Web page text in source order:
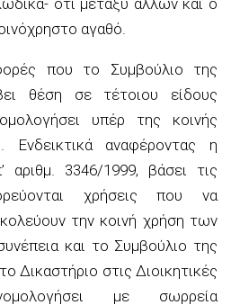
ότι μεταξύ άλλων και ο
αγαθό.
που το Συμβούλιο της
θέση σε τέτοιου είδους
υπέρ της κοινής
Ενδεικτικά αναφέροντας η
3346/1999, βάσει τις
χρήσεις που να
την κοινή χρήση των
και το Συμβούλιο της
Δικαστήριο στις Διοικητικές
με σωρρεία